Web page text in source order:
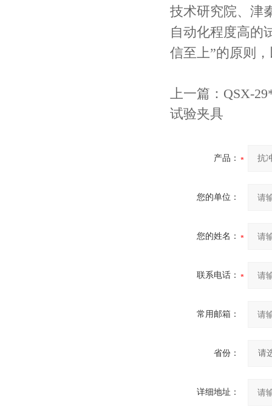
技术研究院、津
自动化程度高的
信至上”的原则
上一篇： QSX-
试验夹具
产品：
您的单位：
您的姓名：
联系电话：
常用邮箱：
省份：
详细地址：